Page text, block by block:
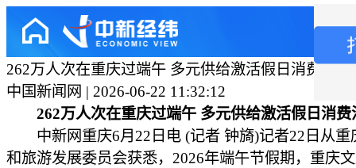
262万人次在重庆过端午 多元供给激活假日消费活力
中国新闻网 | 2026-06-22 11:32:12
262万人次在重庆过端午 多元供给激活假日消费
中新网重庆6月22日电 (记者 钟旖)记者22日从重
和旅游发展委员会获悉，2026年端午节假期，重庆